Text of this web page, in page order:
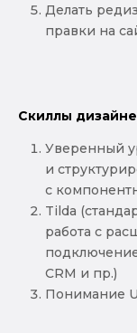
Делать
правки на
Скиллы
Уверенный
и
с
Tilda
работа с
CRM и пр.)
Понимание